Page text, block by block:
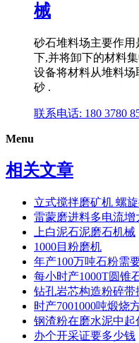
械
砂石堆料场主要作
下,并将卸下的材料
设备将材料从堆料
砂 .
联系电话: 180 3780
Menu
相关文章
立式搅拌磨矿机 螺
雷蒙磨进料多电流增
上白泥石泥磨石机械
1000目粉磨机
年产100万吨石粉需
每小时产1000T圆锥
钻孔岩芯构造粉碎带
时产7001000吨煅烧
钢渣粉在磨水泥中起
办个开采证要多少钱